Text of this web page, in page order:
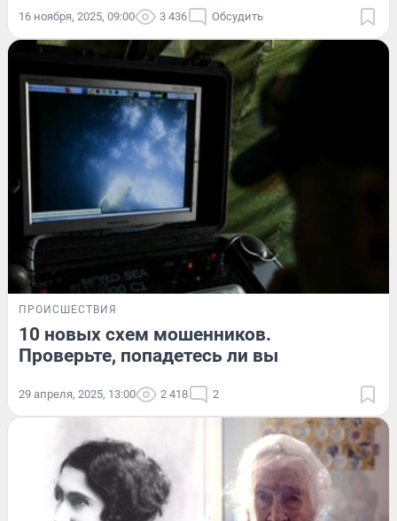
16 ноября, 2025, 09:00 3 436 Обсудить
ПРОИСШЕСТВИЯ
10 новых схем мошенников.
Проверьте, попадетесь ли вы
29 апреля, 2025, 13:00 2 418 2